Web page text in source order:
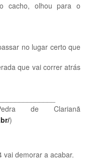
cacho, olhou para o
no lugar certo que
que vai correr atrás
de Clarianã
)
vai demorar a acabar.